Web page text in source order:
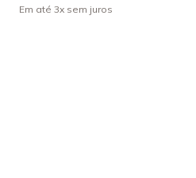
Em até 3x sem juros